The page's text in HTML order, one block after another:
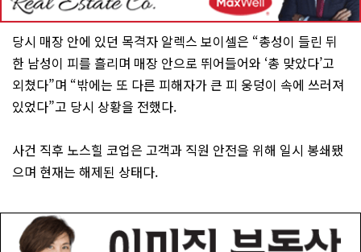
당시 매장 안에 있던 목격자 알렉스 보이셀은 “총성이 들린 뒤
한 남성이 피를 흘리며 매장 안으로 뛰어들어와 ‘총 맞았다’고
외쳤다”며 “밖에는 또 다른 피해자가 큰 피 웅덩이 속에 쓰러져
있었다”고 당시 상황을 전했다.
사건 직후 노스힐 코업은 고객과 직원 안전을 위해 일시 봉쇄됐
으며 현재는 해제된 상태다.